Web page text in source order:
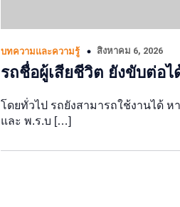
บทความและความรู้ สิงหาคม 6, 2026
รถชื่อผู้เสียชีวิต ยังขับต่อไ
โดยทั่วไป รถยังสามารถใช้งานได้
และ พ.ร.บ […]